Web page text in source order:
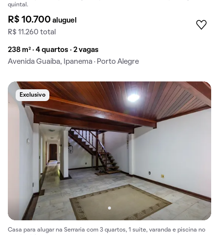
quintal.
R$ 10.700aluguel
R$ 11.260 total
238 m² · 4 quartos · 2 vagas
Avenida Guaíba, Ipanema · Porto Alegre
Exclusivo
Casa para alugar na Serraria com 3 quartos, 1 suíte, varanda e piscina no